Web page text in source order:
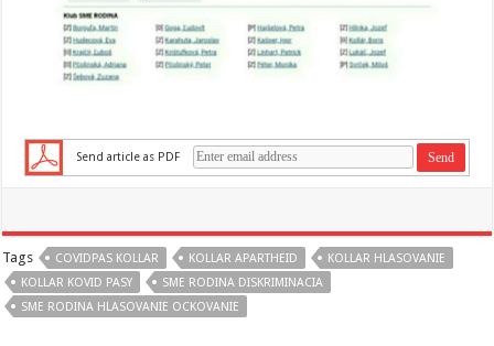
Send article as PDF
Tags COVIDPAS KOLLAR KOLLAR APARTHEID
KOLLAR HLASOVANIE
KOLLAR KOVID PASY
SME RODINA DISKRIMINACIA
SME RODINA HLASOVANIE OCKOVANIE